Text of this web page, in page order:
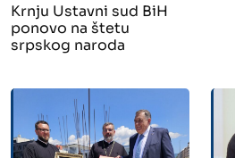
Krnju Ustavni sud BiH
ponovo na štetu
srpskog naroda